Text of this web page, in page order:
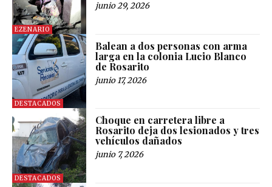
EZENARIO
junio 29, 2026
DESTACADOS
Balean a dos personas con arma
larga en la colonia Lucio Blanco
de Rosarito
junio 17, 2026
DESTACADOS
Choque en carretera libre a
Rosarito deja dos lesionados y tres
vehículos dañados
junio 7, 2026